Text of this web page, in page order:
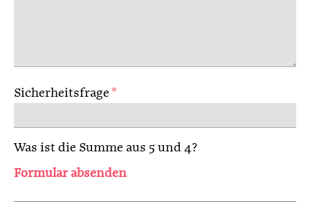
Sicherheitsfrage *
Was ist die Summe aus 5 und 4?
Formular absenden